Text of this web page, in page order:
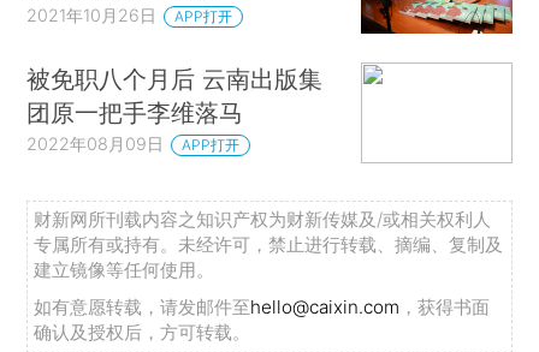
2021年10月26日 APP打开
被免职八个月后 云南出版集
团原一把手李维落马
2022年08月09日 APP打开
财新网所刊载内容之知识产权为财新传媒及/或相关权利人
专属所有或持有。未经许可，禁止进行转载、摘编、复制及
建立镜像等任何使用。
如有意愿转载，请发邮件至hello@caixin.com ，获得书面
确认及授权后，方可转载。